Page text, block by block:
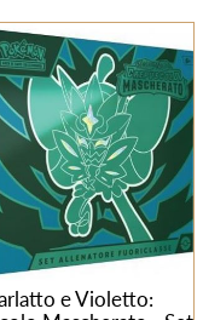
e Violetto: